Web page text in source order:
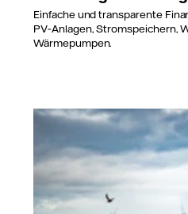
Einfache und transparente
PV‑Anlagen, Stromspeichern,
Wärmepumpen.